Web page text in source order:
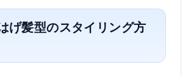
げ髪型のスタイリング方